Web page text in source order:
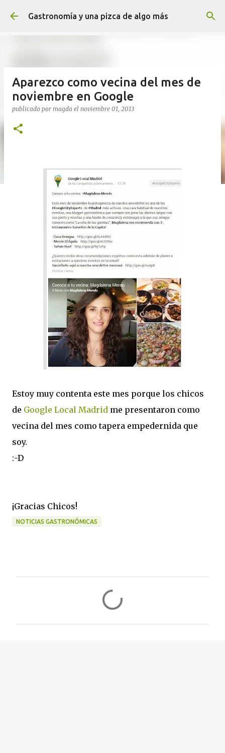
Ir al contenido principal
Gastronomía y una pizca de algo más
Aparezco como vecina del mes de
noviembre en Google
publicado por magda el noviembre 01, 2013
Estoy muy contenta este mes porque los chicos
de Google Local Madrid me presentaron como
vecina del mes como tapera empedernida que
soy.
:-D
¡Gracias Chicos!
NOTICIAS GASTRONÓMICAS